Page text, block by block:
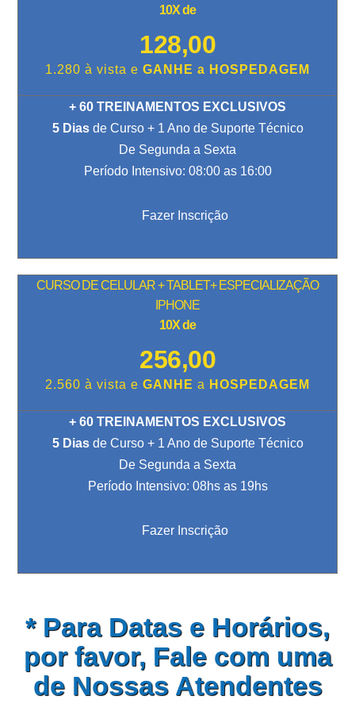
10X de
128,00
1.280 à vista e GANHE a HOSPEDAGEM
+ 60 TREINAMENTOS EXCLUSIVOS
5 Diasde Curso + 1 Ano de Suporte Técnico
De Segunda a Sexta
Período Intensivo: 08:00 as 16:00
Fazer Inscrição
CURSO DE CELULAR + TABLET+ ESPECIALIZAÇÃO
IPHONE
10X de
256,00
2.560 à vista e GANHE a HOSPEDAGEM
+ 60 TREINAMENTOS EXCLUSIVOS
5 Diasde Curso + 1 Ano de Suporte Técnico
De Segunda a Sexta
Período Intensivo: 08hs as 19hs
Fazer Inscrição
* Para Datas e Horários,
por favor, Fale com uma
de Nossas Atendentes